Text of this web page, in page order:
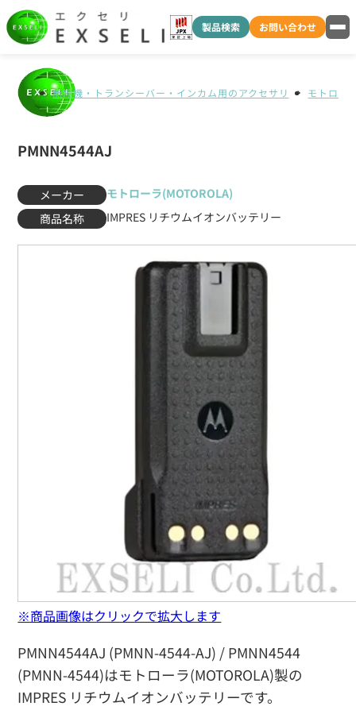
製品検索 お問い合わせ
無線機・トランシーバー・インカム用のアクセサリ モトロー
PMNN4544AJ
メーカー
モトローラ(MOTOROLA)
商品名称
IMPRES リチウムイオンバッテリー
PMNN4544AJ (PMNN-4544-AJ) / PMNN4544
(PMNN-4544)はモトローラ(MOTOROLA)製の
IMPRES リチウムイオンバッテリーです。
※商品画像はクリックで拡大します